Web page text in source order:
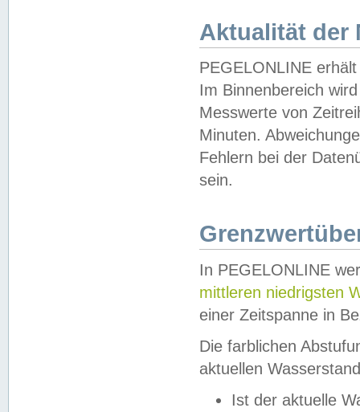
Aktualität der
PEGELONLINE
Im Binnenbereich
Messwerte von
Minuten.
Fehlern bei der
sein.
In PEGELONLINE
mittleren niedrigsten
einer Zeitspanne in
Die farblichen
aktuellen
Ist der aktuelle